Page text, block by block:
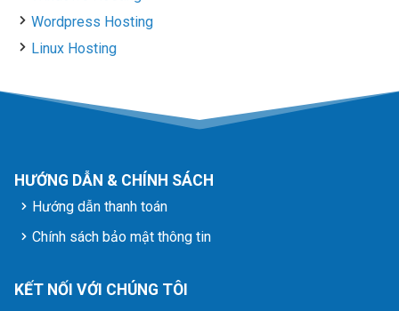
Wordpress Hosting
Linux Hosting
HƯỚNG DẪN & CHÍNH SÁCH
Hướng dẫn thanh toán
Chính sách bảo mật thông tin
KẾT NỐI VỚI CHÚNG TÔI